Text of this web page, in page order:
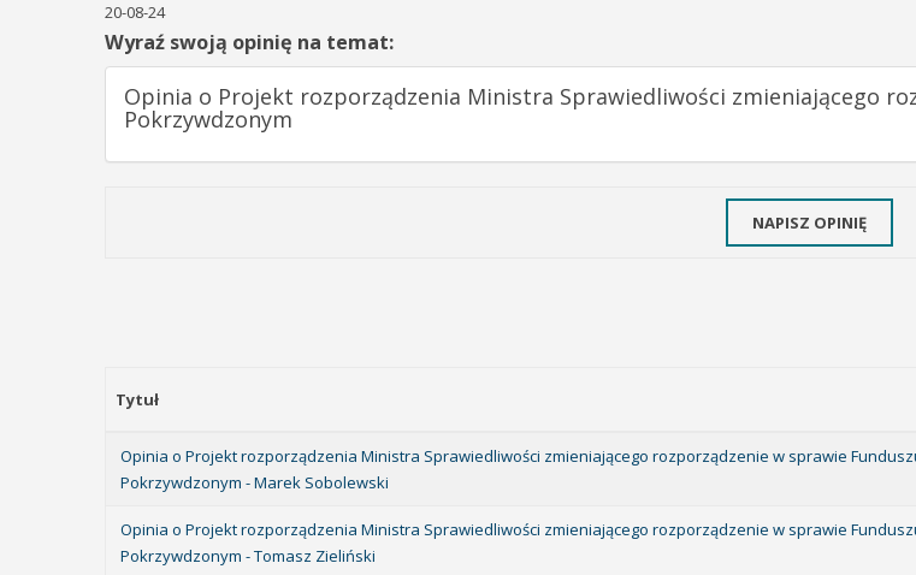
20-08-24
Wyraź swoją opinię na temat:
Opinia o Projekt rozporządzenia Ministra Sprawiedliwości zmieniającego
Pokrzywdzonym
NAPISZ OPINIĘ
Tytuł
Opinia o Projekt rozporządzenia Ministra Sprawiedliwości zmieniającego rozporządzenie w sprawie
Pokrzywdzonym - Marek Sobolewski
Opinia o Projekt rozporządzenia Ministra Sprawiedliwości zmieniającego rozporządzenie w sprawie
Pokrzywdzonym - Tomasz Zieliński